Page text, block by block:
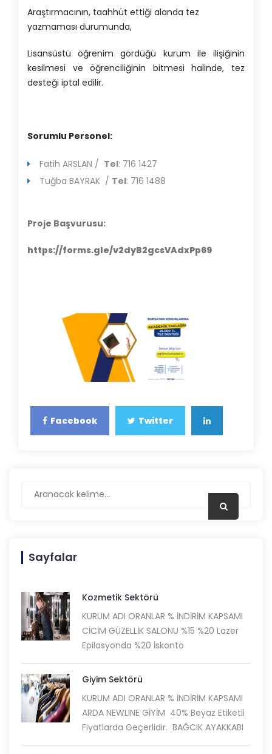
Araştırmacının, taahhüt ettiği alanda tez
yazmaması durumunda,
Lisansüstü öğrenim gördüğü kurum ile ilişiğinin
kesilmesi ve öğrenciliğinin bitmesi halinde, tez
desteği iptal edilir.
Sorumlu Personel:
Fatih ARSLAN / Tel: 716 1427
Tuğba BAYRAK / Tel: 716 1488
Proje Başvurusu:
https://forms.gle/v2dyB2gcsVAdxPp69
Facebook Twitter
Sayfalar
Kozmetik Sektörü
KURUM ADI ORANLAR % İNDİRİM KAPSAMI
CİCİM GÜZELLİK SALONU %15 %20 Lazer
Epilasyonda %20 İskonto
Giyim Sektörü
KURUM ADI ORANLAR % İNDİRİM KAPSAMI
ARDA NEWLINE GİYİM 40% Beyaz Etiketli
Fiyatlarda Geçerlidir. BAĞCIK AYAKKABI